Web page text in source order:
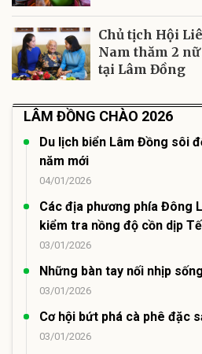
Chủ tịch Hội
Nam thăm 2
tại Lâm Đồng
LÂM ĐỒNG CHÀO 2026
Du lịch biển Lâm Đồng sôi
năm mới
04/01/2026
Các địa phương phía Đông
kiểm tra nồng độ cồn dịp
03/01/2026
Những bàn tay nối nhịp sống
03/01/2026
Cơ hội bứt phá cà phê đặc
03/01/2026